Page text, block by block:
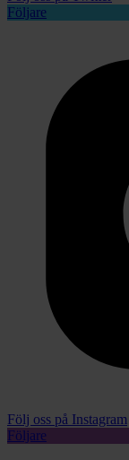
Följare
Följ oss på Instagram
Följare